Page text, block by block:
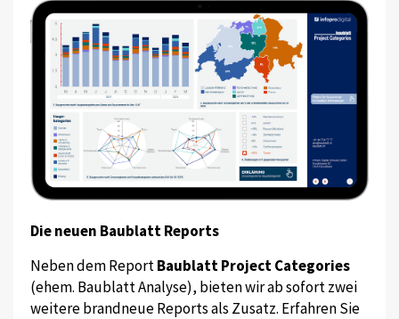
Die neuen Baublatt Reports
Neben dem ReportBaublatt Project Categories
(ehem. Baublatt Analyse), bieten wir ab sofort zwei
weitere brandneue Reports als Zusatz. Erfahren Sie